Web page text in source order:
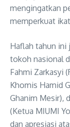
mengingatkan
memperkuat
Haflah tahun ini
tokoh nasional
Fahmi Zarkasyi
Khomis Hamid
Ghanim Mesir),
(Ketua MIUMI
dan apresiasi